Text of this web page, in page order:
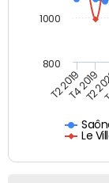
Le
T2 2019T4 2019
T2
1000
800